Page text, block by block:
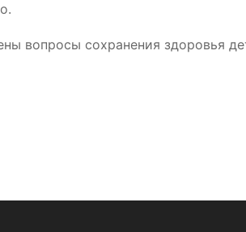
вопросы сохранения здоровья